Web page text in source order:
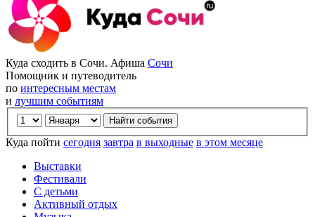
Куда сходить в Сочи. Афиша Сочи
Помощник и путеводитель
по интересным местам
и лучшим событиям
Куда пойти сегодня завтра в выходные в этом месяце
Выставки
Фестивали
С детьми
Активный отдых